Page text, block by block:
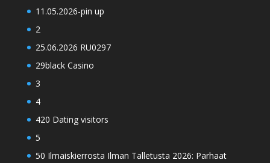
11.05.2026-pin up
2
25.06.2026 RU0297
29black Casino
3
4
420 Dating visitors
5
50 Ilmaiskierrosta Ilman Talletusta 2026: Parhaat